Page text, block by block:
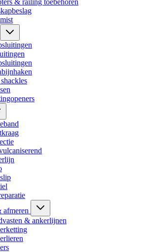
& railing toebehoren
afmeren
& ankerlijnen